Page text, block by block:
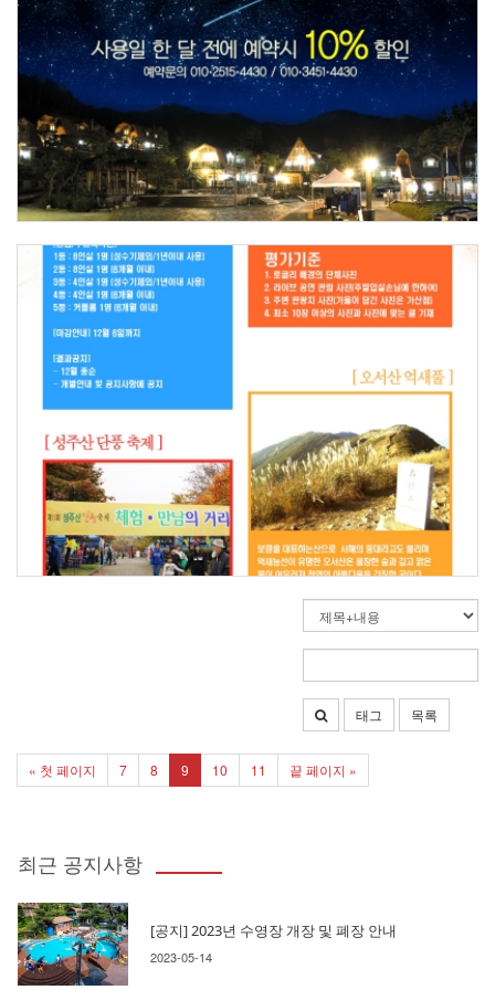
태그 목록
« 첫 페이지 7 8 9 10 11 끝 페이지 »
최근 공지사항
[공지] 2023년 수영장 개장 및 폐장 안내
2023-05-14